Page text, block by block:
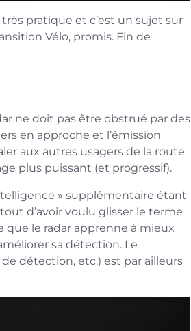
pratique et c’est un sujet sur
Vélo, promis. Fin de
ne doit pas être obstrué par des
en approche et l’émission
aux autres usagers de la route
plus puissant (et progressif).
» supplémentaire étant
d’avoir voulu glisser le terme
que le radar apprenne à mieux
sa détection. Le
détection, etc.) est par ailleurs